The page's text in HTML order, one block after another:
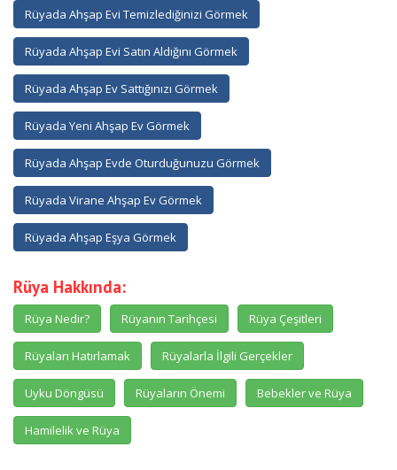
Rüyada Ahşap Evi Temizlediğinizi Görmek
Rüyada Ahşap Evi Satın Aldığını Görmek
Rüyada Ahşap Ev Sattığınızı Görmek
Rüyada Yeni Ahşap Ev Görmek
Rüyada Ahşap Evde Oturduğunuzu Görmek
Rüyada Virane Ahşap Ev Görmek
Rüyada Ahşap Eşya Görmek
Rüya Hakkında:
Rüya Nedir? Rüyanın Tarihçesi Rüya Çeşitleri
Rüyaları Hatırlamak Rüyalarla İlgili Gerçekler
Uyku Döngüsü Rüyaların Önemi Bebekler ve Rüya
Hamilelik ve Rüya